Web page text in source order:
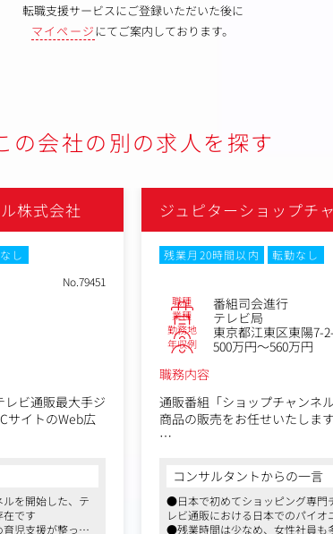
転職支援サービスにご登録いただいた後に
マイページにてご案内しております。
の会社の別の求人を探す
株式会社
し
No.79451
レビ通販最大手ジ
サイトのWeb広
く、Web広告に
進を担う人材と
事業拡大に寄与
を開始した、テ
在です
児支援が整って
ジュピターショップチ
残業月20時間以内 転勤なし
職種 番組司会進行
業種 テレビ局
勤務地 東京都江東区東陽7-
年収例
500万円～560万円
職務内容
通販番組「ショップチャンネ
商品の販売をお任せいたしま
ショップチャンネルの番組は
ゲスト（メーカーの方など）
商品の魅力を視聴者に伝える
す。
コンサルタントからの一言
●日本で初めてショッピング専門
レビ通販における日本でのパイオ
●残業時間は少なめ、女性社員も